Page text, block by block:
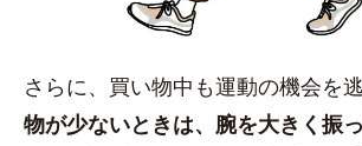
さらに、買い物中も運動の機会を逃
物が少ないときは、腕を大きく振